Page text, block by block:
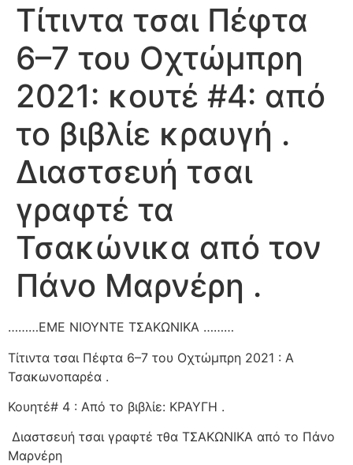
Τίτιντα τσαι Πέφτα
6–7 του Οχτώμπρη
2021: κουτέ #4: από
το βιβλίε κραυγή .
Διαστσευή τσαι
γραφτέ τα
Τσακώνικα από τον
Πάνο Μαρνέρη .
………ΕΜΕ ΝΙΟΥΝΤΕ ΤΣΑΚΩΝΙΚΑ ………
Τίτιντα τσαι Πέφτα 6–7 του Οχτώμπρη 2021 : Α
Τσακωνοπαρέα .
Κουητέ# 4 : Από το βιβλίε: ΚΡΑΥΓΗ .
Διαστσευή τσαι γραφτέ τθα ΤΣΑΚΩΝΙΚΑ από το Πάνο
Μαρνέρη